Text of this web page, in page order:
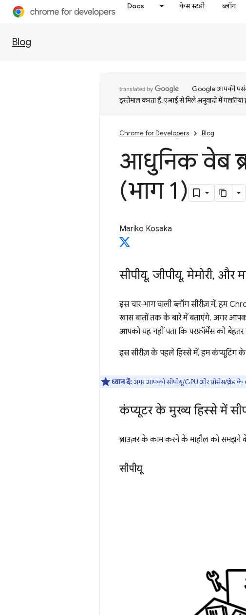
Docs केस स्टडी ब्लॉग
Blog
Google आपकी
इस्तेमाल करता है. एआई से मिले अनुवादों में गलतियां
Chrome for Developers Blog
आधुनिक वेब
(भाग 1)
Mariko Kosaka
सीपीयू, जीपीयू, मेमोरी, और
इस चार-भाग वाली ब्लॉग सीरीज़ में, हम
खास बातों तक के बारे में बताएंगे. अगर
आपको यह नहीं पता कि परफ़ॉर्मेंस को
इस सीरीज़ के पहले हिस्से में, हम कंप्यूटिंग
ध्यान दें:अगर आपको सीपीयू/GPU और प्रोसेस/थ्रेड के
कंप्यूटर के मुख्य हिस्से में
ब्राउज़र के काम करने के माहौल को समझने
सीपीयू